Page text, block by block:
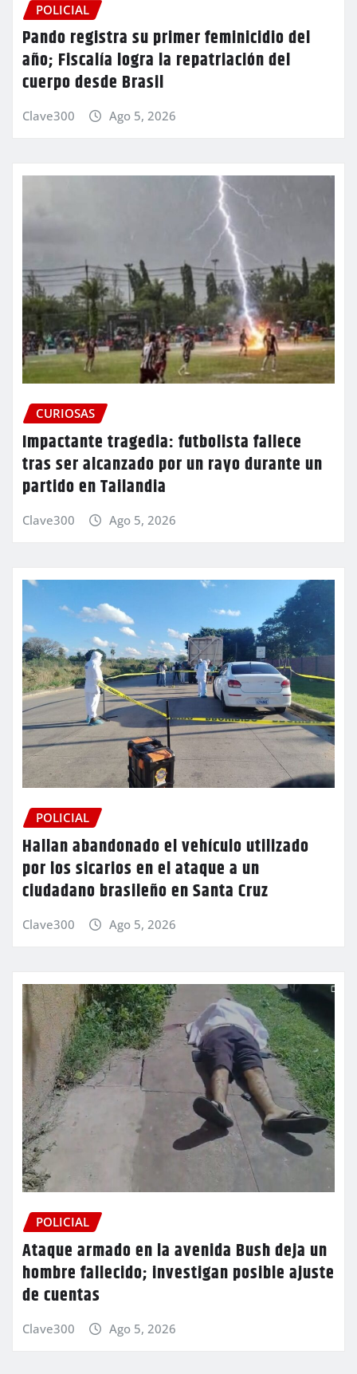
POLICIAL
Pando registra su primer feminicidio del
año; Fiscalía logra la repatriación del
cuerpo desde Brasil
Clave300 Ago 5, 2026
CURIOSAS
Impactante tragedia: futbolista fallece
tras ser alcanzado por un rayo durante un
partido en Tailandia
Clave300 Ago 5, 2026
POLICIAL
Hallan abandonado el vehículo utilizado
por los sicarios en el ataque a un
ciudadano brasileño en Santa Cruz
Clave300 Ago 5, 2026
POLICIAL
Ataque armado en la avenida Bush deja un
hombre fallecido; investigan posible ajuste
de cuentas
Clave300 Ago 5, 2026